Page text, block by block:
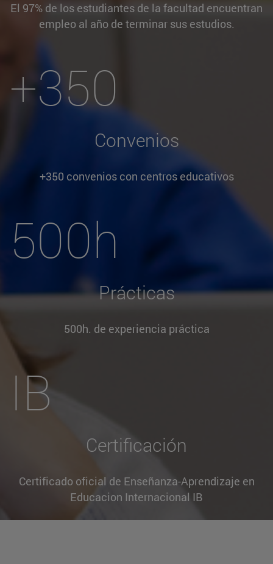
El 97% de los estudiantes de la facultad encuentran
empleo al año de terminar sus estudios.
+350
Convenios
+350 convenios con centros educativos
500h
Prácticas
500h. de experiencia práctica
IB
Certificación
Certificado oficial de Enseñanza-Aprendizaje en
Educacion Internacional IB